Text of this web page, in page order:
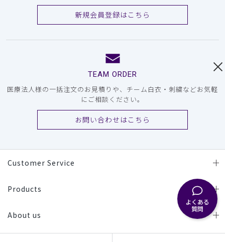
よくある
質問
新規会員登録はこちら
TEAM ORDER
医療法人様の一括注文のお見積りや、チーム白衣・刺繍などお気軽
にご相談ください。
お問い合わせはこちら
Customer Service
Products
About us